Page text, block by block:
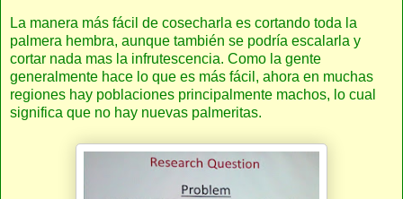
La manera más fácil de cosecharla es cortando toda la
palmera hembra, aunque también se podría escalarla y
cortar nada mas la infrutescencia. Como la gente
generalmente hace lo que es más fácil, ahora en muchas
regiones hay poblaciones principalmente machos, lo cual
significa que no hay nuevas palmeritas.